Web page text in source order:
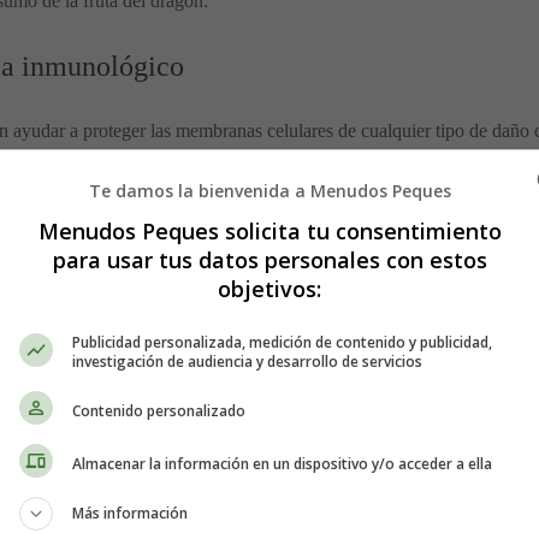
inmunológico
a proteger las membranas celulares de cualquier tipo de
el sistema inmunológico de tu pequeño y, por lo tanto, hacerlo
del corazón en bebés y adultos. Incluir la fruta del dragón en su
ayudar al desarrollo de los huesos. El fósforo, combinado con los
ayudar a prevenir enfermedades como el raquitismo en la
procesos corporales. Es necesaria para el crecimiento y el
la inmunidad y prevenir enfermedades carenciales como el
Te damos la bienvenida a Menudos Peques
Menudos Peques solicita tu consentimiento
para usar tus datos personales con estos
objetivos:
Publicidad personalizada, medición de contenido y publicidad,
investigación de audiencia y desarrollo de servicios
Contenido personalizado
Almacenar la información en un dispositivo y/o acceder a ella
Más información